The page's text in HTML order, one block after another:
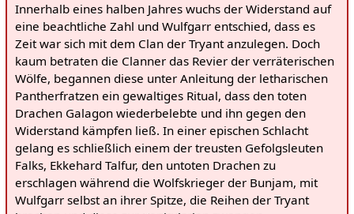
Innerhalb eines halben Jahres wuchs der Widerstand auf
eine beachtliche Zahl und Wulfgarr entschied, dass es
Zeit war sich mit dem Clan der Tryant anzulegen. Doch
kaum betraten die Clanner das Revier der verräterischen
Wölfe, begannen diese unter Anleitung der letharischen
Pantherfratzen ein gewaltiges Ritual, dass den toten
Drachen Galagon wiederbelebte und ihn gegen den
Widerstand kämpfen ließ. In einer epischen Schlacht
gelang es schließlich einem der treusten Gefolgsleuten
Falks, Ekkehard Talfur, den untoten Drachen zu
erschlagen während die Wolfskrieger der Bunjam, mit
Wulfgarr selbst an ihrer Spitze, die Reihen der Tryant